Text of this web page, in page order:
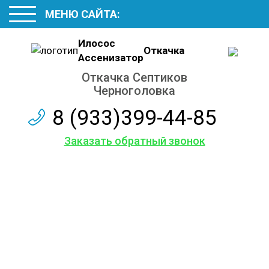
Илосос
Ассенизатор
Откачка
Откачка Септиков
Черноголовка
8 (933)399-44-85
Заказать обратный звонок
МЕНЮ САЙТА: